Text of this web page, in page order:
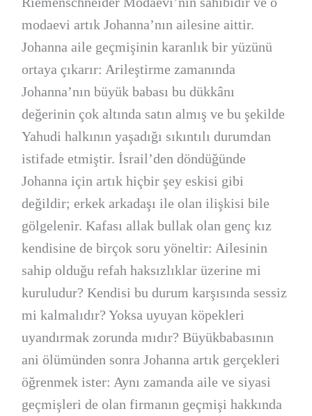
modaevi artık Johanna’nın ailesine aittir.
Johanna aile geçmişinin karanlık bir yüzünü
ortaya çıkarır: Arileştirme zamanında
Johanna’nın büyük babası bu dükkânı
değerinin çok altında satın almış ve bu şekilde
Yahudi halkının yaşadığı sıkıntılı durumdan
istifade etmiştir. İsrail’den döndüğünde
Johanna için artık hiçbir şey eskisi gibi
değildir; erkek arkadaşı ile olan ilişkisi bile
gölgelenir. Kafası allak bullak olan genç kız
kendisine de birçok soru yöneltir: Ailesinin
sahip olduğu refah haksızlıklar üzerine mi
kuruludur? Kendisi bu durum karşısında sessiz
mi kalmalıdır? Yoksa uyuyan köpekleri
uyandırmak zorunda mıdır? Büyükbabasının
ani ölümünden sonra Johanna artık gerçekleri
öğrenmek ister: Aynı zamanda aile ve siyasi
geçmişleri de olan firmanın geçmişi hakkında